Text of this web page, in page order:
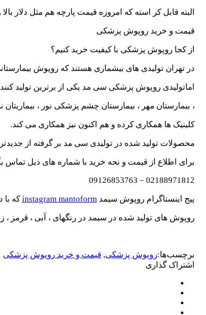
البته قابل کر استه که امروزه قیمت پارچه هم مثل دلار
قیمت و خرید روپوش پزشکی
از کجا روپوش پزشکی با کیفیت خرید کنیم؟
در تهران تولیدی های بیشماری هستند که روپوش
اماتولیدی روپوش پزشکی سی مد یکی از برترین تولید
، بیمارستان مهر ، بیمارستان چشم پزشکی نور ، بیماریتان
کلینیک ها همکاری کرده و هم اکنون نیز همکاری می کند.
محصولات تولید شده در تولیدی سی مد بر گرفته از
برای اطلاع از قیمت و نحه خرید با شماره های ذیل تماس
02188971812 – 09126853763
پیج اینستاگرام روپوش سیمد instagram mantoform که با
روپوش های تولید شده در سیمد در رنگهای ، آبی ،
برچسب‌ها:روپوش پزشکی, قیمت و خرید روپوش پزشکی
اشتراک گذاری